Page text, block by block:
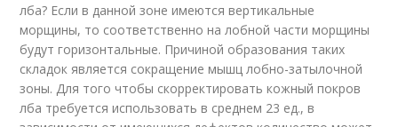
лба? Если в данной зоне имеются вертикальные
морщины, то соответственно на лобной части морщины
будут горизонтальные. Причиной образования таких
складок является сокращение мышц лобно-затылочной
зоны. Для того чтобы скорректировать кожный покров
лба требуется использовать в среднем 23 ед., в